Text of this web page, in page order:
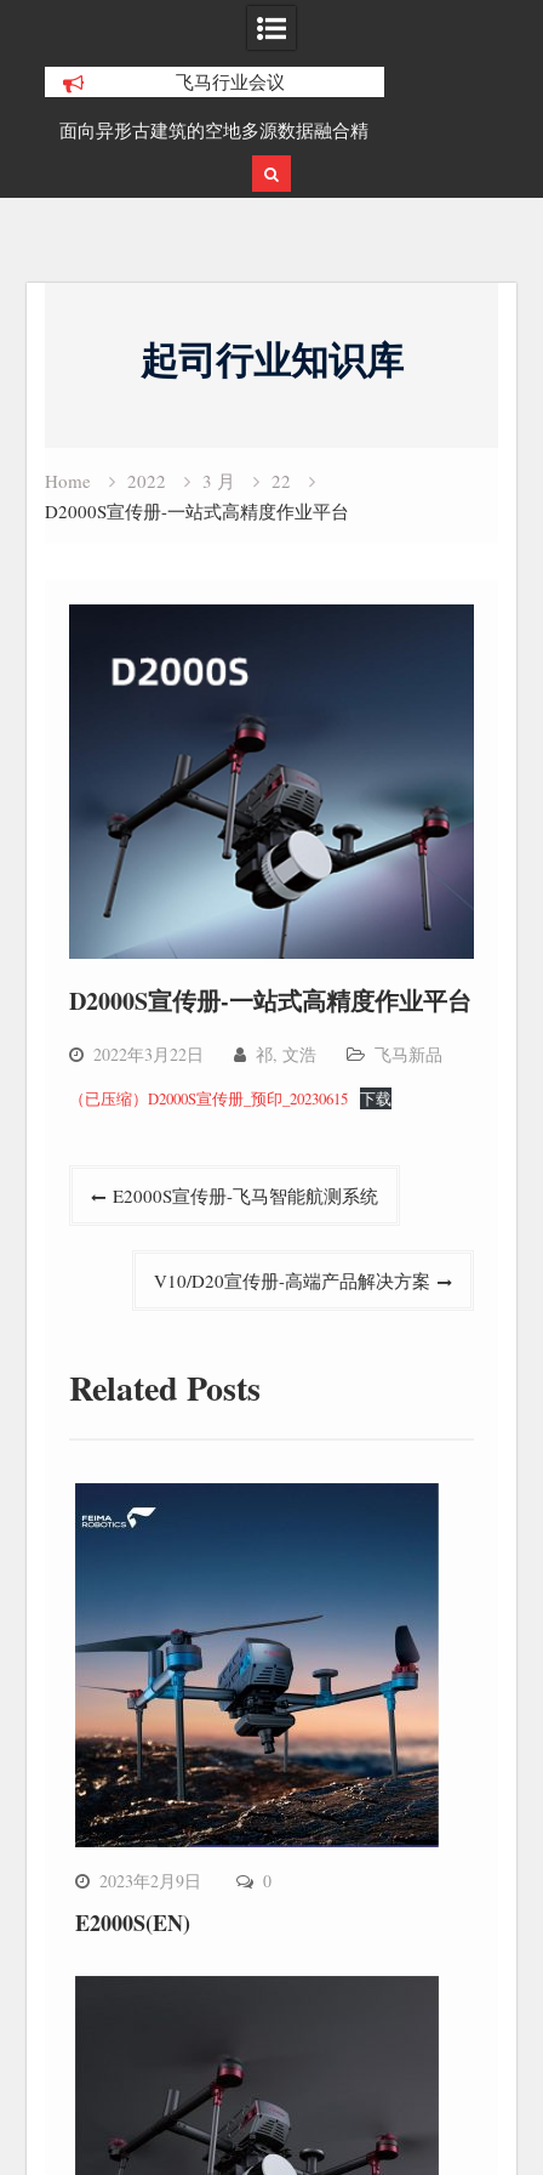
飞马行业会议
的空地多源数据融合精
SLAM100在受限空域地形测绘的研究与
起司行业知识库
Home 2022 3 月
22
D2000S宣传册-一站式高精度作业平台
D2000S宣传册-一站式高精度作业平台
2022年3月22日 祁, 文浩 飞马新品
（已压缩）D2000S宣传册_预印_20230615 下载
E2000S宣传册-飞马智能航测系统
V10/D20宣传册-高端产品解决方案
Related Posts
2023年2月9日 0
E2000S(EN)